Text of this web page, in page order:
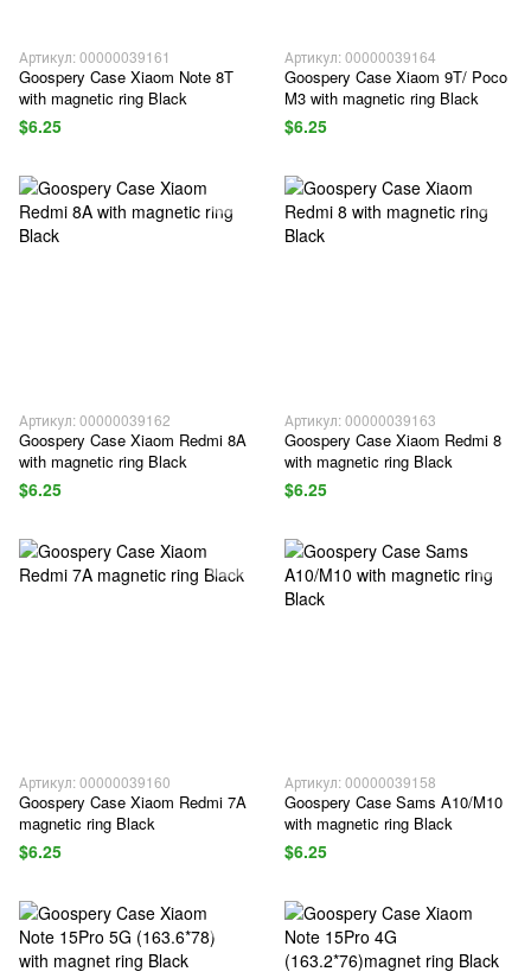
Артикул: 00000039161
Goospery Case Xiaom Note 8T
with magnetic ring Black
$6.25
Артикул: 00000039164
Goospery Case Xiaom 9T/ Poco
M3 with magnetic ring Black
$6.25
Артикул: 00000039162
Goospery Case Xiaom Redmi 8A
with magnetic ring Black
$6.25
Артикул: 00000039163
Goospery Case Xiaom Redmi 8
with magnetic ring Black
$6.25
Артикул: 00000039160
Goospery Case Xiaom Redmi 7A
magnetic ring Black
$6.25
Артикул: 00000039158
Goospery Case Sams A10/M10
with magnetic ring Black
$6.25